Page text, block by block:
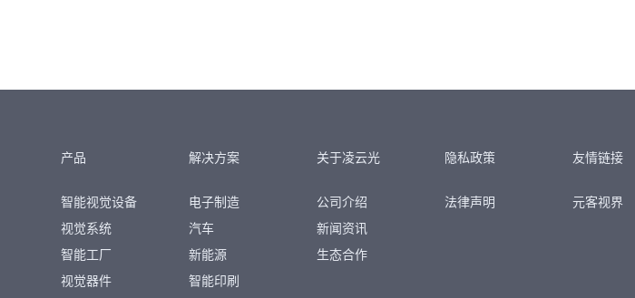
产品
智能视觉设备
视觉系统
智能工厂
视觉器件
解决方案
电子制造
汽车
新能源
智能印刷
关于凌云光
公司介绍
新闻资讯
生态合作
隐私政策
法律声明
友情链接
元客视界